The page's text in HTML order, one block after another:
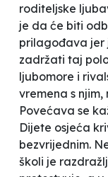
roditeljske
je da će biti
prilagođava jer
zadržati taj
ljubomore i
vremena s
Povećava se
Dijete osjeća
bezvrijednim.
školi je